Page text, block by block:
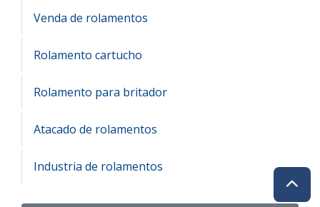
Venda de rolamentos
Rolamento cartucho
Rolamento para britador
Atacado de rolamentos
Industria de rolamentos